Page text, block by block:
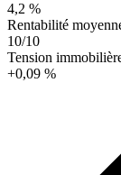
4,2 %
Rentabilité
10/10
Tension
+0,09 %